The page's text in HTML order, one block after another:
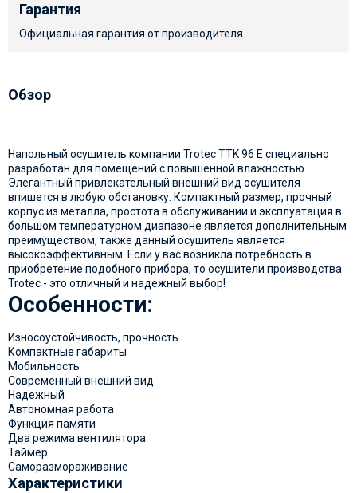
Гарантия
Официальная гарантия от производителя
Обзор
Напольный осушитель компании Trotec TTK 96 E специально
разработан для помещений с повышенной влажностью.
Элегантный привлекательный внешний вид осушителя
впишется в любую обстановку. Компактный размер, прочный
корпус из металла, простота в обслуживании и эксплуатация в
большом температурном диапазоне является дополнительным
преимуществом, также данный осушитель является
высокоэффективным. Если у вас возникла потребность в
приобретение подобного прибора, то осушители производства
Trotec - это отличный и надежный выбор!
Особенности:
Износоустойчивость, прочность
Компактные габариты
Мобильность
Современный внешний вид
Надежный
Автономная работа
Функция памяти
Два режима вентилятора
Таймер
Саморазмораживание
Характеристики